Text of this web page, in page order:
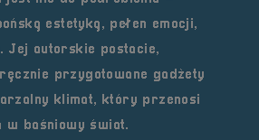
estetyką, pełen emocji,
Jej autorskie postacie,
przygotowane gadżety
klimat, który przenosi
w baśniowy świat.